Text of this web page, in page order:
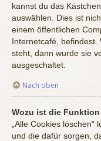
kannst du das
auswählen. Dies ist
einem öffentlichen
Internetcafé, befindest.
steht, dann wurde sie
ausgeschaltet.
Nach oben
Wozu ist die
„Alle Cookies
und die dafür sorgen,